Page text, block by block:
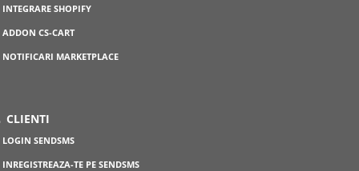
INTEGRARE SHOPIFY
ADDON CS-CART
NOTIFICARI MARKETPLACE
CLIENTI
LOGIN SENDSMS
INREGISTREAZA-TE PE SENDSMS